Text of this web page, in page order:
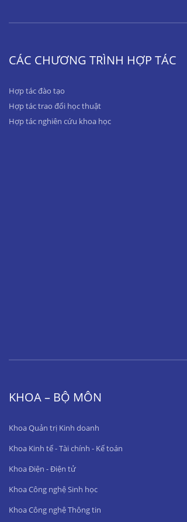
CÁC CHƯƠNG TRÌNH HỢP TÁC
Hợp tác đào tạo
Hợp tác trao đổi học thuật
Hợp tác nghiên cứu khoa học
KHOA – BỘ MÔN
Khoa Quản trị Kinh doanh
Khoa Kinh tế - Tài chính - Kế toán
Khoa Điện - Điện tử
Khoa Công nghệ Sinh học
Khoa Công nghệ Thông tin